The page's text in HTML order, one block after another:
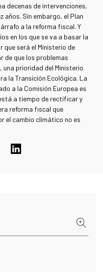
decenas de intervenciones,
años. Sin embargo, el Plan
a la reforma fiscal. Y
en los que se va a basar la
que será el Ministerio de
de que los problemas
una prioridad del Ministerio
la Transición Ecológica. La
a la Comisión Europea es
a tiempo de rectificar y
reforma fiscal que
el cambio climático no es